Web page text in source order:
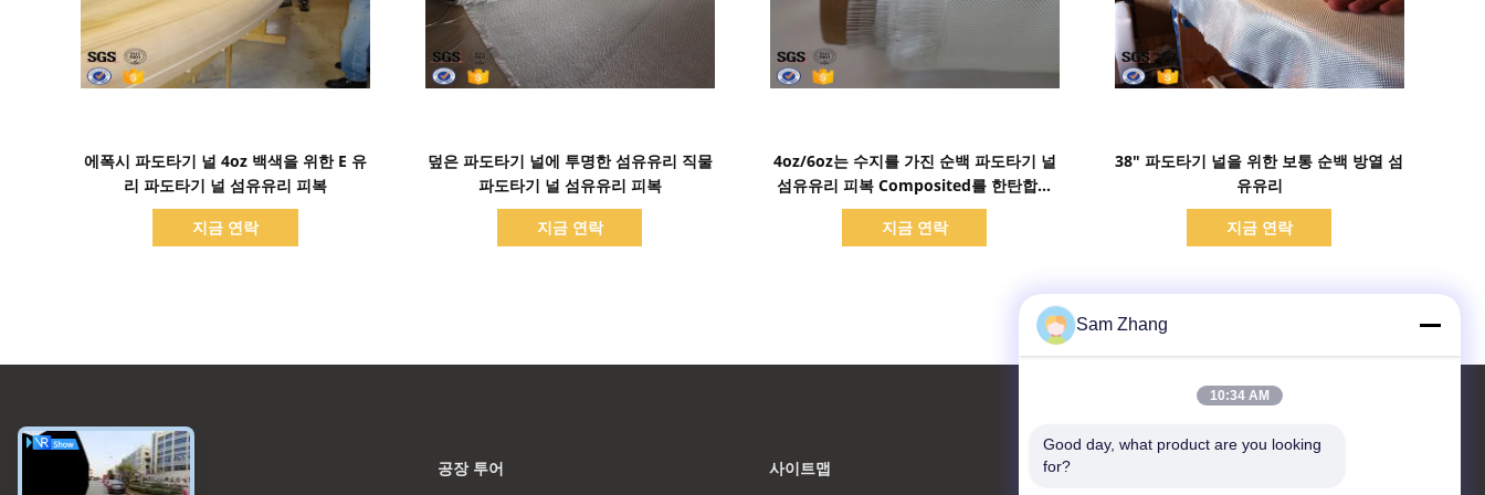
에폭시 파도타기 널 4oz 백색을 위한 E 유
리 파도타기 널 섬유유리 피복
지금 연락
덮은 파도타기 널에 투명한 섬유유리 직물
파도타기 널 섬유유리 피복
지금 연락
4oz/6oz는 수지를 가진 순백 파도타기 널
섬유유리 피복 Composited를 한탄합니
다
지금 연락
38" 파도타기 널을 위한 보통 순백 방열 섬
유유리
지금 연락
카테고리 공장 투어 사이트맵
Sam Zhang
10:34 AM
Good day, what product are you looking
for?